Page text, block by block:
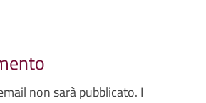
non sarà pubblicato. I